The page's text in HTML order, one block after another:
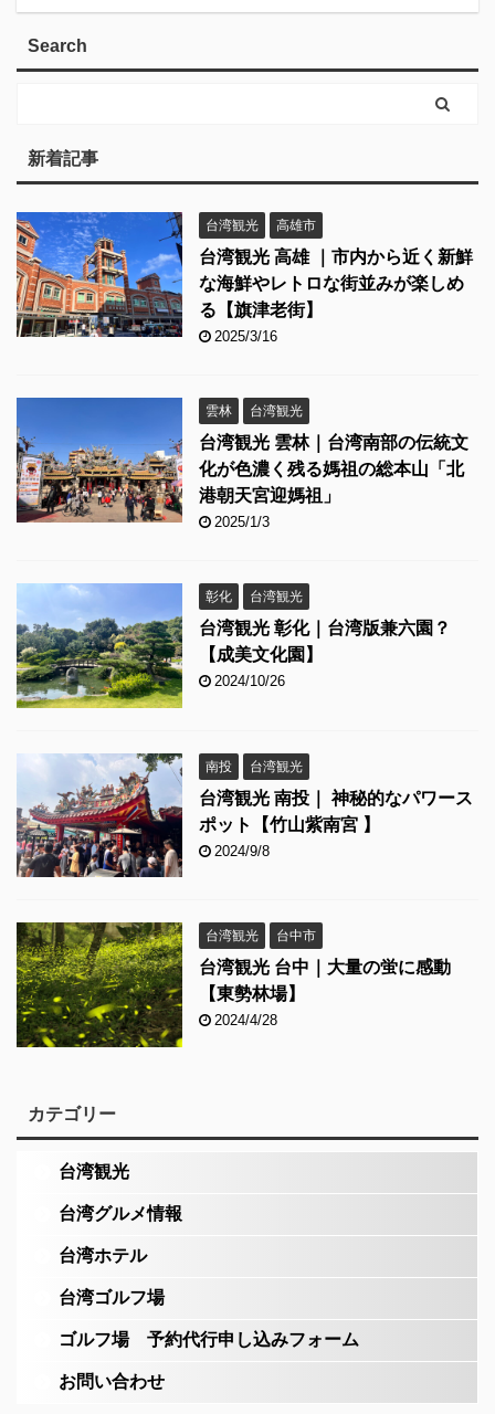
Search
新着記事
台湾観光 高雄市
台湾観光 高雄 ｜市内から近く新鮮
な海鮮やレトロな街並みが楽しめ
る【旗津老街】
2025/3/16
雲林 台湾観光
台湾観光 雲林｜台湾南部の伝統文
化が色濃く残る媽祖の総本山「北
港朝天宮迎媽祖」
2025/1/3
彰化 台湾観光
台湾観光 彰化｜台湾版兼六園？
【成美文化園】
2024/10/26
南投 台湾観光
台湾観光 南投｜ 神秘的なパワース
ポット【竹山紫南宮 】
2024/9/8
台湾観光 台中市
台湾観光 台中｜大量の蛍に感動
【東勢林場】
2024/4/28
カテゴリー
台湾観光
台湾グルメ情報
台湾ホテル
台湾ゴルフ場
ゴルフ場 予約代行申し込みフォーム
お問い合わせ